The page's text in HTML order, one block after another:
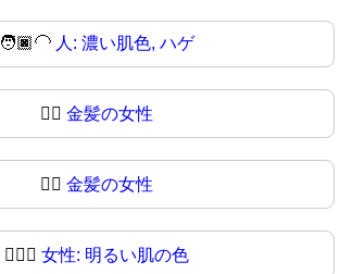
🧑🏿‍🦲 人: 濃い肌色, ハゲ
👱‍♀️ 金髪の女性
👱‍♀ 金髪の女性
👱🏻‍♀️ 女性: 明るい肌の色